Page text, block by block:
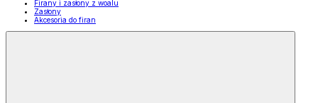
Firany i zasłony z woalu
Zasłony
Akcesoria do firan